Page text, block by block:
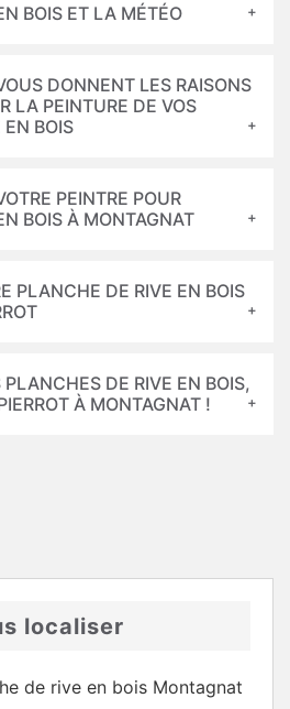
BOIS ET LA MÉTÉO
DONNENT LES RAISONS
LA PEINTURE DE VOS
BOIS
PEINTRE POUR
BOIS À MONTAGNAT
PLANCHE DE RIVE EN BOIS
PLANCHES DE RIVE EN BOIS,
À MONTAGNAT !
localiser
de rive en bois Montagnat